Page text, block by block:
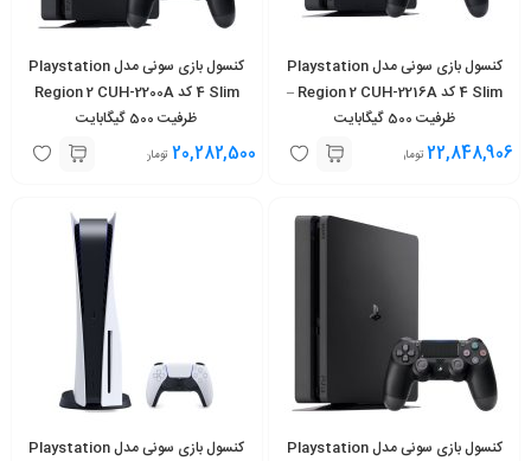
کنسول بازی سونی مدل Playstation
4 Slim کد Region 2 CUH-2216A –
ظرفیت 500 گیگابایت
22,848,906 تومان
کنسول بازی سونی مدل Playstation
4 Slim کد Region 2 CUH-2200A
ظرفیت 500 گیگابایت
20,282,500 تومان
کنسول بازی سونی مدل Playstation
کنسول بازی سونی مدل Playstation